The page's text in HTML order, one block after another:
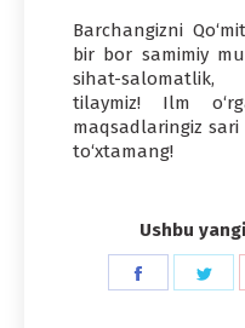
Barchangizni
bir bor samimiy
sihat-
tilaymiz! Ilm
maqsadlaringiz
to‘xtamang!
Ushbu
Share